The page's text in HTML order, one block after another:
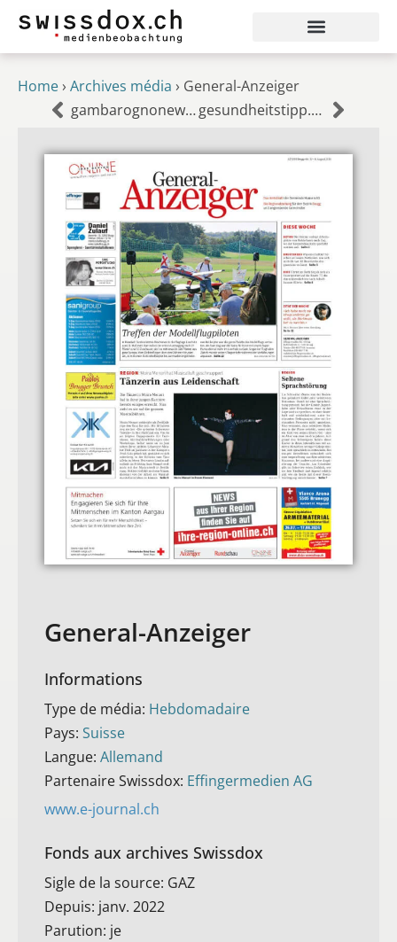
Home› Archives média › General-Anzeiger
gambarognonews.ch
gesundheitstipp.ch
General-Anzeiger
Informations
Type de média: Hebdomadaire
Pays: Suisse
Langue: Allemand
Partenaire Swissdox: Effingermedien AG
www.e-journal.ch
Fonds aux archives Swissdox
Sigle de la source: GAZ
Depuis: janv. 2022
Parution: je